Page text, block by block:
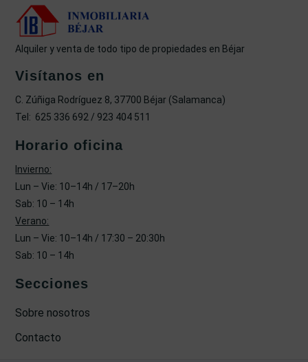
Alquiler y venta de todo tipo de propiedades en Béjar
Visítanos en
C. Zúñiga Rodríguez 8, 37700 Béjar (Salamanca)
Tel: 625 336 692 / 923 404 511
Horario oficina
Invierno:
Lun – Vie: 10–14h / 17–20h
Sab: 10 – 14h
Verano:
Lun – Vie: 10–14h / 17:30 – 20:30h
Sab: 10 – 14h
Secciones
Sobre nosotros
Contacto